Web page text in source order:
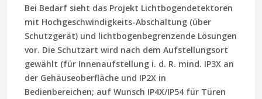
Bei Bedarf sieht das Projekt Lichtbogendetektoren
mit Hochgeschwindigkeits-Abschaltung (über
Schutzgerät) und lichtbogenbegrenzende Lösungen
vor. Die Schutzart wird nach dem Aufstellungsort
gewählt (für Innenaufstellung i. d. R. mind. IP3X an
der Gehäuseoberfläche und IP2X in
Bedienbereichen; auf Wunsch IP4X/IP54 für Türen